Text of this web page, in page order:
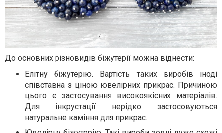
До основних різновидів біжутерії можна віднести:
Елітну біжутерію. Вартість таких виробів іноді
співставна з ціною ювелірних прикрас. Причиною
цього є застосування високоякісних матеріалів.
Для інкрустації нерідко застосовуються
натуральне каміння для прикрас.